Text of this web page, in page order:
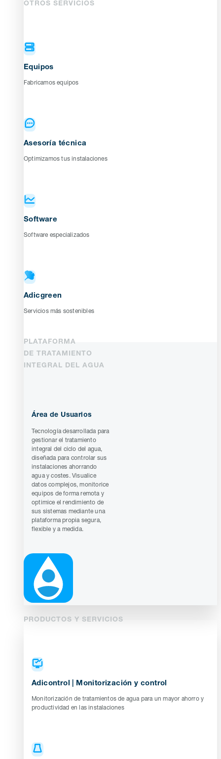
OTROS SERVICIOS
Equipos
Fabricamos equipos
Asesoría técnica
Optimizamos tus instalaciones
Software
Software especializados
Adicgreen
Servicios más sostenibles
PLATAFORMA
DE TRATAMIENTO
INTEGRAL DEL AGUA
Área de Usuarios
Tecnología desarrollada para
gestionar el tratamiento
integral del ciclo del agua,
diseñada para controlar sus
instalaciones ahorrando
agua y costes. Visualice
datos complejos, monitorice
equipos de forma remota y
optimice el rendimiento de
sus sistemas mediante una
plataforma propia segura,
flexible y a medida.
PRODUCTOS Y SERVICIOS
Adicontrol | Monitorización y control
Monitorización de tratamientos de agua para un mayor ahorro y
productividad en las instalaciones